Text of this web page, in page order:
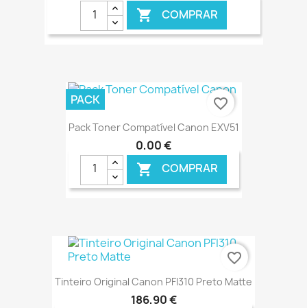
 COMPRAR
Pack Toner Compatível Canon EXV51
0,00 €
 COMPRAR
€ ONLINE
PACK favorite_border
Tinteiro Original Canon PFI310 Preto Matte
186,90 €
favorite_border